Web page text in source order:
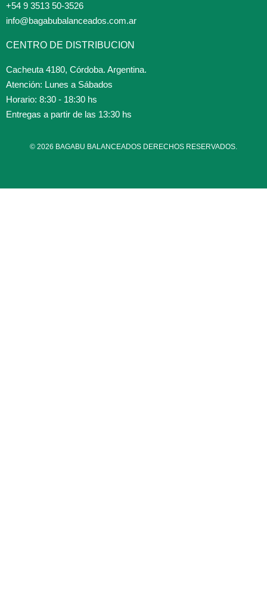
+54 9 3513 50-3526
info@bagabubalanceados.com.ar
CENTRO DE DISTRIBUCION
Cacheuta 4180, Córdoba. Argentina.
Atención: Lunes a Sábados
Horario: 8:30 - 18:30 hs
Entregas a partir de las 13:30 hs
© 2026 BAGABU BALANCEADOS DERECHOS RESERVADOS.